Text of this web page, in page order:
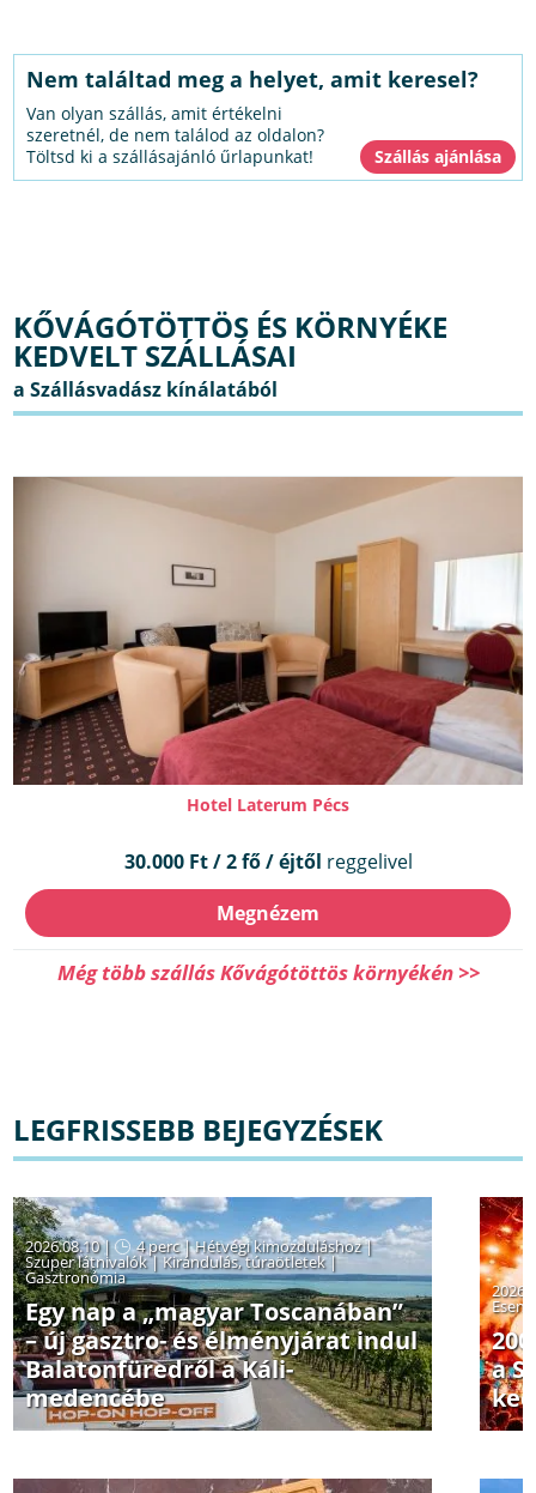
Nem találtad meg a helyet, amit keresel?
Van olyan szállás, amit értékelni
szeretnél, de nem találod az oldalon?
Töltsd ki a szállásajánló űrlapunkat!
KŐVÁGÓTÖTTÖS ÉS KÖRNYÉKE
KEDVELT SZÁLLÁSAI
Hotel Laterum Pécs
30.000 Ft / 2 fő / éjtől reggelivel
Megnézem
Még több szállás Kővágótöttös környékén >>
LEGFRISSEBB BEJEGYZÉSEK
2026.08.10 | 4 perc|Hétvégi kimozduláshoz|
Szuper látnivalók|Kirándulás, túraötletek|
Gasztronómia
Egy nap a „magyar Toscanában”
– új gasztro- és élményjárat indul
Balatonfüredről a Káli-
medencébe
a